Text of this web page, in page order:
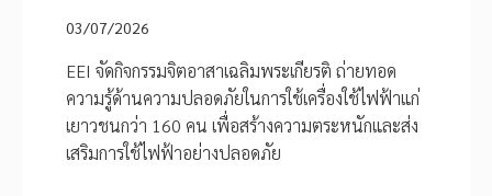
03/07/2026
EEI จัดกิจกรรมจิตอาสาเฉลิมพระเกียรติ ถ่ายทอด
ความรู้ด้านความปลอดภัยในการใช้เครื่องใช้ไฟฟ้าแก่
เยาวชนกว่า 160 คน เพื่อสร้างความตระหนักและส่ง
เสริมการใช้ไฟฟ้าอย่างปลอดภัย